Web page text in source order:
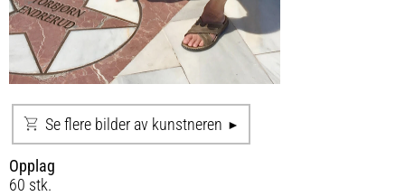
Se flere bilder av kunstneren
Opplag
60 stk.